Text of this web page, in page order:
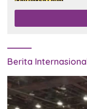
Berita